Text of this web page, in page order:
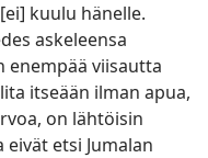
kuulu hänelle.
askeleensa
enempää viisautta
itseään ilman apua,
on lähtöisin
eivät etsi Jumalan